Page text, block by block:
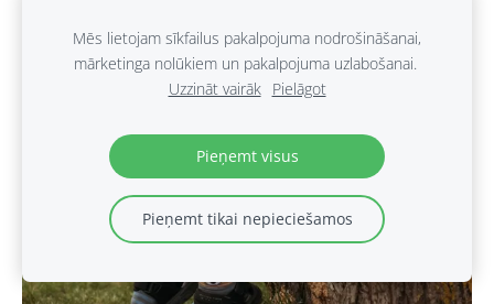
Mēs lietojam sīkfailus pakalpojuma nodrošināšanai,
mārketinga nolūkiem un pakalpojuma uzlabošanai.
Uzzināt vairāk
Pielāgot
Pieņemt visus
Pieņemt tikai nepieciešamos